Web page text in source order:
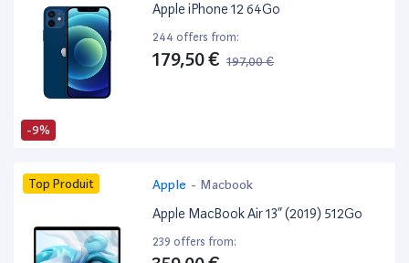
-9%
Apple iPhone 12 64Go
244 offers from:
179,50 € 197,00 €
Top Produit Apple - Macbook
Apple MacBook Air 13” (2019) 512Go
239 offers from: